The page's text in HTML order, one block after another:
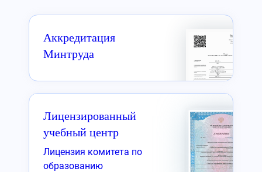
Аккредитация
Минтруда
Лицензированный
учебный центр
Лицензия комитета по
образованию